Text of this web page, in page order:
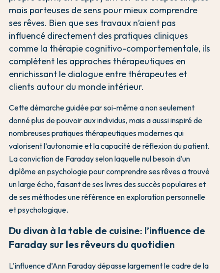
mais porteuses de sens pour mieux comprendre
ses rêves. Bien que ses travaux n’aient pas
influencé directement des pratiques cliniques
comme la thérapie cognitivo-comportementale, ils
complètent les approches thérapeutiques en
enrichissant le dialogue entre thérapeutes et
clients autour du monde intérieur.
Cette démarche guidée par soi-même a non seulement
donné plus de pouvoir aux individus, mais a aussi inspiré de
nombreuses pratiques thérapeutiques modernes qui
valorisent l’autonomie et la capacité de réflexion du patient.
La conviction de Faraday selon laquelle nul besoin d’un
diplôme en psychologie pour comprendre ses rêves a trouvé
un large écho, faisant de ses livres des succès populaires et
de ses méthodes une référence en exploration personnelle
et psychologique.
Du divan à la table de cuisine: l’influence de
Faraday sur les rêveurs du quotidien
L’influence d’Ann Faraday dépasse largement le cadre de la